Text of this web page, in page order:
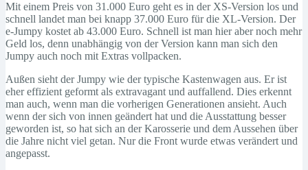
Mit einem Preis von 31.000 Euro geht es in der XS-Version los und
schnell landet man bei knapp 37.000 Euro für die XL-Version. Der
e-Jumpy kostet ab 43.000 Euro. Schnell ist man hier aber noch mehr
Geld los, denn unabhängig von der Version kann man sich den
Jumpy auch noch mit Extras vollpacken.
Außen sieht der Jumpy wie der typische Kastenwagen aus. Er ist
eher effizient geformt als extravagant und auffallend. Dies erkennt
man auch, wenn man die vorherigen Generationen ansieht. Auch
wenn der sich von innen geändert hat und die Ausstattung besser
geworden ist, so hat sich an der Karosserie und dem Aussehen über
die Jahre nicht viel getan. Nur die Front wurde etwas verändert und
angepasst.